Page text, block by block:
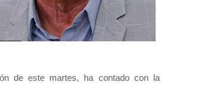
de este martes, ha contado con la